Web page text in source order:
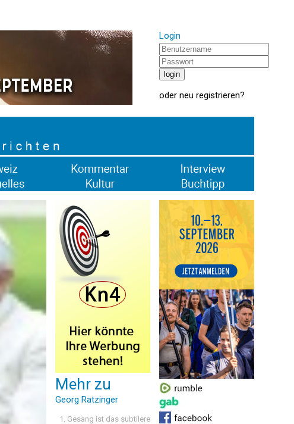
Login
oder neu registrieren?
Mehr zu
Georg Ratzinger
Gesang ist das subtilere